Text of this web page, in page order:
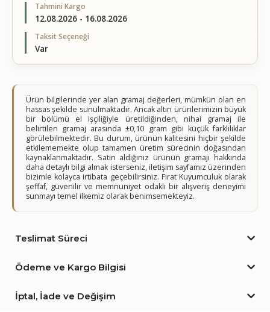
Tahmini Kargo
12.08.2026 - 16.08.2026
Taksit Seçeneği
Var
Ürün bilgilerinde yer alan gramaj değerleri, mümkün olan en
hassas şekilde sunulmaktadır. Ancak altın ürünlerimizin büyük
bir bölümü el işçiliğiyle üretildiğinden, nihai gramaj ile
belirtilen gramaj arasında ±0,10 gram gibi küçük farklılıklar
görülebilmektedir. Bu durum, ürünün kalitesini hiçbir şekilde
etkilememekte olup tamamen üretim sürecinin doğasından
kaynaklanmaktadır. Satın aldığınız ürünün gramajı hakkında
daha detaylı bilgi almak isterseniz, iletişim sayfamız üzerinden
bizimle kolayca irtibata geçebilirsiniz. Fırat Kuyumculuk olarak
şeffaf, güvenilir ve memnuniyet odaklı bir alışveriş deneyimi
sunmayı temel ilkemiz olarak benimsemekteyiz.
Teslimat Süreci
Ödeme ve Kargo Bilgisi
İptal, İade ve Değişim